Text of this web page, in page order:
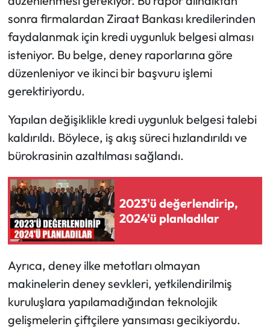
sonra firmalardan Ziraat Bankası kredilerinden
faydalanmak için kredi uygunluk belgesi alması
isteniyor. Bu belge, deney raporlarına göre
düzenleniyor ve ikinci bir başvuru işlemi
gerektiriyordu.
Yapılan değişiklikle kredi uygunluk belgesi talebi
kaldırıldı. Böylece, iş akış süreci hızlandırıldı ve
bürokrasinin azaltılması sağlandı.
2023'ü değerlendirip,
2024'ü planladılar
Ayrıca, deney ilke metotları olmayan
makinelerin deney sevkleri, yetkilendirilmiş
kuruluşlara yapılamadığından teknolojik
gelişmelerin çiftçilere yansıması gecikiyordu.